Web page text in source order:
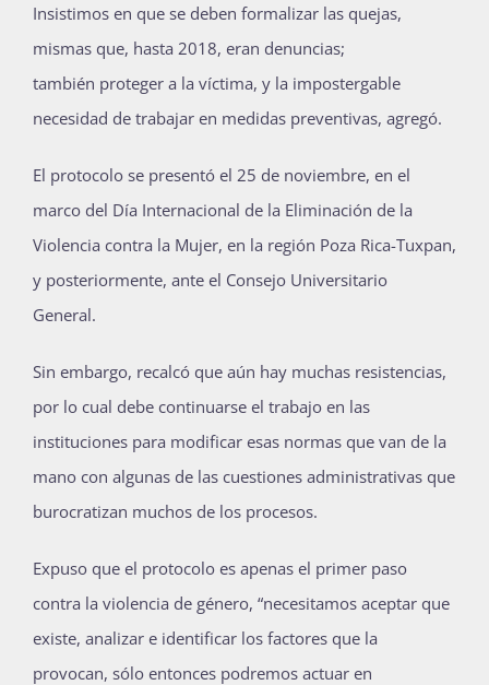
Insistimos en que se deben formalizar las quejas,
mismas que, hasta 2018, eran denuncias;
también proteger a la víctima, y la impostergable
necesidad de trabajar en medidas preventivas, agregó.
El protocolo se presentó el 25 de noviembre, en el
marco del Día Internacional de la Eliminación de la
Violencia contra la Mujer, en la región Poza Rica-Tuxpan,
y posteriormente, ante el Consejo Universitario
General.
Sin embargo, recalcó que aún hay muchas resistencias,
por lo cual debe continuarse el trabajo en las
instituciones para modificar esas normas que van de la
mano con algunas de las cuestiones administrativas que
burocratizan muchos de los procesos.
Expuso que el protocolo es apenas el primer paso
contra la violencia de género, “necesitamos aceptar que
existe, analizar e identificar los factores que la
provocan, sólo entonces podremos actuar en